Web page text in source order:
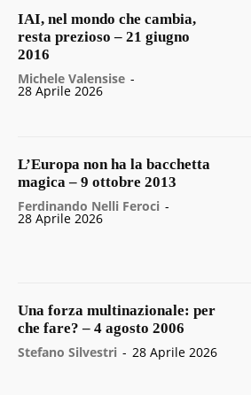
IAI, nel mondo che cambia,
resta prezioso – 21 giugno
2016
Michele Valensise -
28 Aprile 2026
L’Europa non ha la bacchetta
magica – 9 ottobre 2013
Ferdinando Nelli Feroci -
28 Aprile 2026
Una forza multinazionale: per
che fare? – 4 agosto 2006
Stefano Silvestri - 28 Aprile 2026